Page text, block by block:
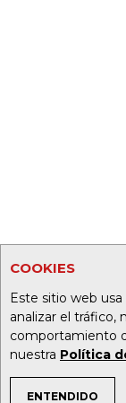
COOKIES
Este sitio web
analizar el tráfico,
comportamiento
nuestra Política
ENTENDIDO